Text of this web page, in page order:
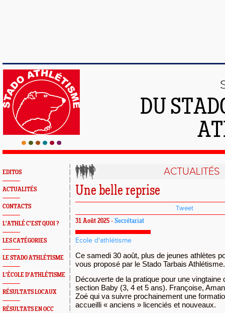
DU
EDITOS
ACTUALITÉS
CONTACTS
L'ATHLÉ C'EST QUOI ?
LES CATÉGORIES
LE STADO ATHLÉTISME
L'ÉCOLE D'ATHLÉTISME
RÉSULTATS LOCAUX
RÉSULTATS EN OCC
ACTUALITÉS
Une belle reprise
Tweet
31 Août 2025 - Secrétariat
Ecole d'athlétisme
Ce samedi 30 août, plus de jeunes athlètes
vous proposé par le Stado Tarbais Athlétisme.
Découverte de la pratique pour une vingtaine
section Baby (3, 4 et 5 ans). Françoise,
Zoé qui va suivre prochainement une
accueilli « anciens » licenciés et nouveaux.